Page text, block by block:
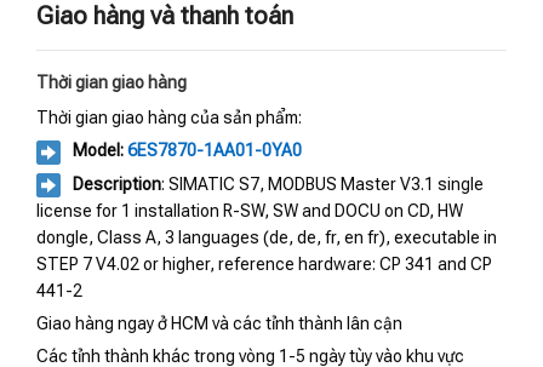
Giao hàng và thanh toán
Thời gian giao hàng
Thời gian giao hàng của sản phẩm:
Model:6ES7870-1AA01-0YA0
Description: SIMATIC S7, MODBUS Master V3.1 single
license for 1 installation R-SW, SW and DOCU on CD, HW
dongle, Class A, 3 languages (de, de, fr, en fr), executable in
STEP 7 V4.02 or higher, reference hardware: CP 341 and CP
441-2
Giao hàng ngay ở HCM và các tỉnh thành lân cận
Các tỉnh thành khác trong vòng 1-5 ngày tùy vào khu vực